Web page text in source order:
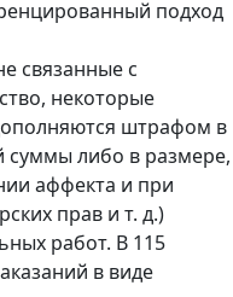
подход
связанные с
некоторые
штрафом в
суммы либо в размере,
аффекта и при
прав и т. д.)
работ. В 115
в виде